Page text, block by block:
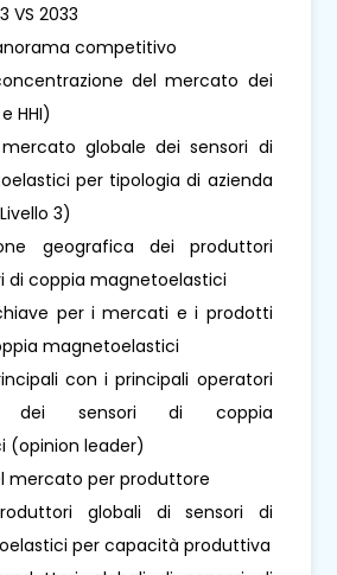
VS 2033
competitivo
del mercato dei
HHI)
globale dei sensori di
per tipologia di azienda
3)
geografica dei produttori
di coppia magnetoelastici
per i mercati e i prodotti
magnetoelastici
con i principali operatori
dei sensori di coppia
(opinion leader)
mercato per produttore
globali di sensori di
per capacità produttiva